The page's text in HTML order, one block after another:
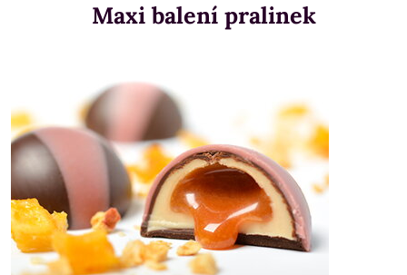
Maxi balení pralinek